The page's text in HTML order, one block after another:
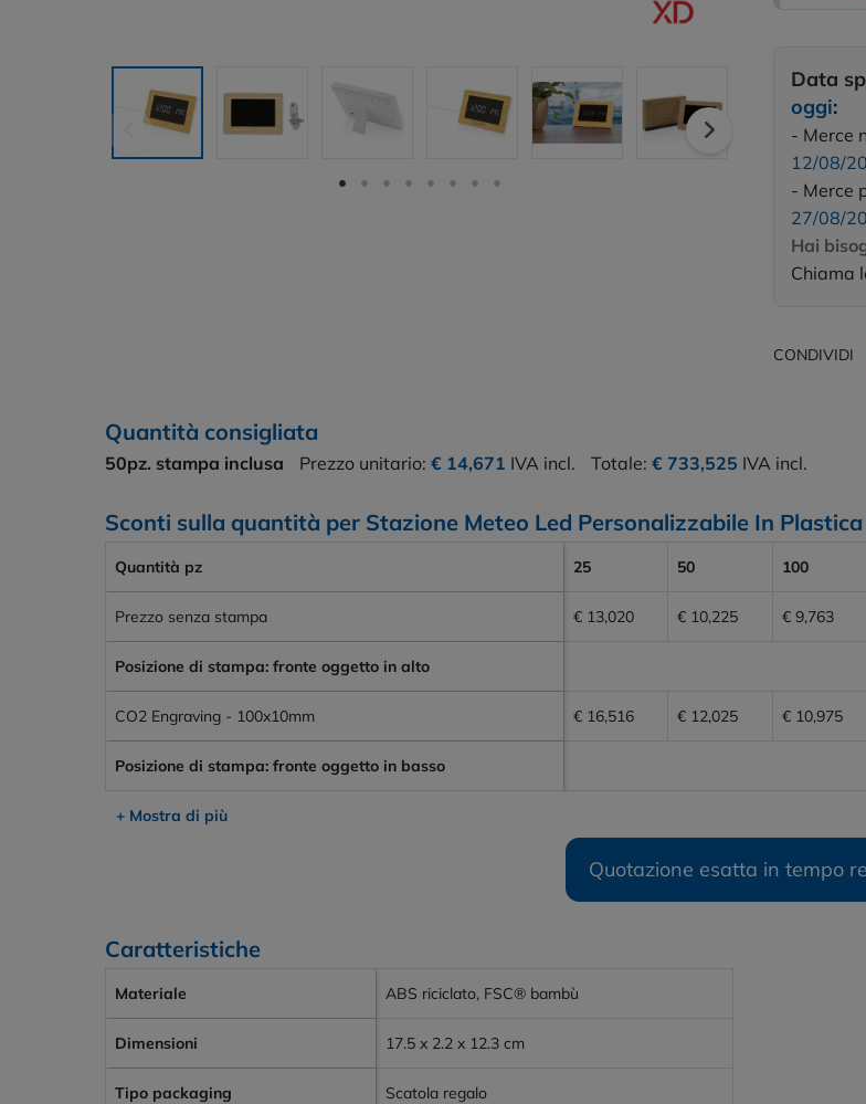
Data
oggi:
- Merce
12/08/
- Merce
27/08/
Hai
Chiama
CONDIVIDI
Quantità consigliata
50pz. stampa inclusa Prezzo unitario: € 14,671 IVA incl. Totale: € 733,525 IVA incl.
Sconti sulla quantità per Stazione Meteo Led Personalizzabile In
Quantità pz 25 50 100
Prezzo senza stampa € 13,020 € 10,225 € 9,763
Posizione di stampa: fronte oggetto in alto
CO2 Engraving - 100x10mm € 16,516 € 12,025 € 10,975
Posizione di stampa: fronte oggetto in basso
+ Mostra di più
Quotazione esatta in tempo
Caratteristiche
Materiale ABS riciclato, FSC® bambù
Dimensioni 17.5 x 2.2 x 12.3 cm
Tipo packaging Scatola regalo